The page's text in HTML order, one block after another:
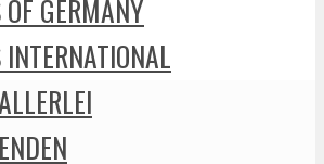
OF GERMANY
INTERNATIONAL